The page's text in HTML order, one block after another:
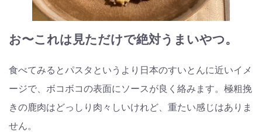
お〜これは見ただけで絶対うまいやつ。
食べてみるとパスタというより日本のすいとんに近いイメ
ージで、ボコボコの表面にソースが良く絡みます。極粗挽
きの鹿肉はどっしり肉々しいけれど、重たい感じはありま
せん。